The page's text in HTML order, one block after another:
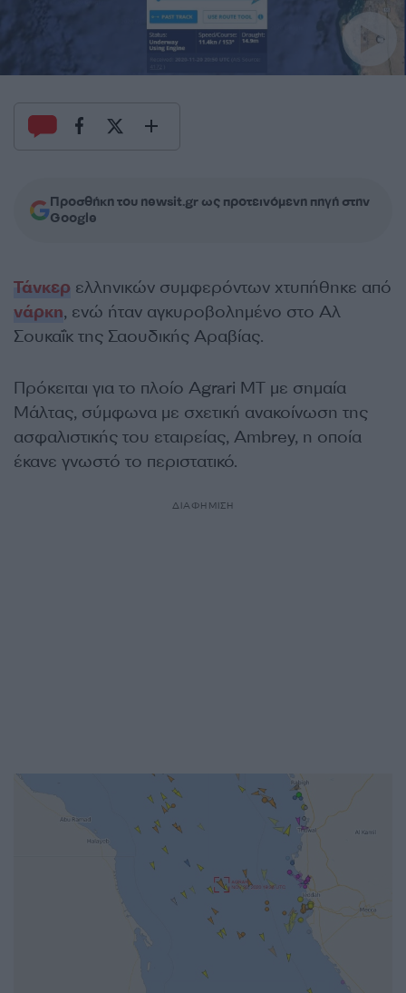
Προσθήκη του newsit.gr ως προτεινόμενη πηγή στην
Google
Τάνκερ ελληνικών συμφερόντων χτυπήθηκε από
νάρκη, ενώ ήταν αγκυροβολημένο στο Αλ
Σουκαΐκ της Σαουδικής Αραβίας.
Πρόκειται για το πλοίο Agrari MT με σημαία
Μάλτας, σύμφωνα με σχετική ανακοίνωση της
ασφαλιστικής του εταιρείας, Ambrey, η οποία
έκανε γνωστό το περιστατικό.
ΔΙΑΦΗΜΙΣΗ